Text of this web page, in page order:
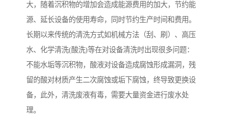
大，随着沉积物的增加会造成能源费用的加大，节约能
源、延长设备的使用寿命，同时节约生产时间和费用。
长期以来传统的清洗方式如机械方法（刮、刷）、高压
水、化学清洗(酸洗)等在对设备清洗时出现很多问题：
不能水垢等沉积物，酸液对设备造成腐蚀形成漏洞，残
留的酸对材质产生二次腐蚀或垢下腐蚀，终导致更换设
备，此外，清洗废液有毒，需要大量资金进行废水处
理。